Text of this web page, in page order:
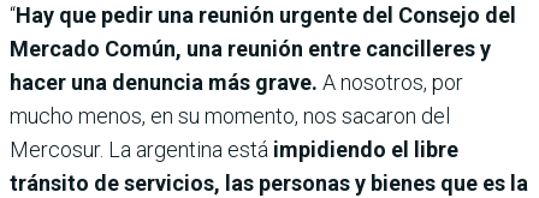
“Hay que pedir una reunión urgente del Consejo del
Mercado Común, una reunión entre cancilleres y
hacer una denuncia más grave. A nosotros, por
mucho menos, en su momento, nos sacaron del
Mercosur. La argentina está impidiendo el libre
tránsito de servicios, las personas y bienes que es la